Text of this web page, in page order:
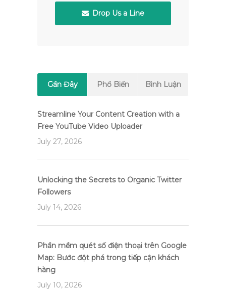
Drop Us a Line
Gần Đây Phổ Biến Bình Luận
Streamline Your Content Creation with a
Free YouTube Video Uploader
July 27, 2026
Unlocking the Secrets to Organic Twitter
Followers
July 14, 2026
Phần mềm quét số điện thoại trên Google
Map: Bước đột phá trong tiếp cận khách
hàng
July 10, 2026